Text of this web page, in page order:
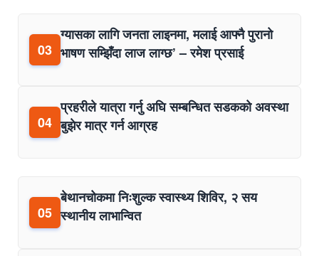
03
ग्यासका लागि जनता लाइनमा, मलाई आफ्नै पुरानो
भाषण सम्झिँदा लाज लाग्छ’ – रमेश प्रसाई
04
प्रहरीले यात्रा गर्नु अघि सम्बन्धित सडकको अवस्था
बुझेर मात्र गर्न आग्रह
05
बेथानचोकमा निःशुल्क स्वास्थ्य शिविर, २ सय
स्थानीय लाभान्वित